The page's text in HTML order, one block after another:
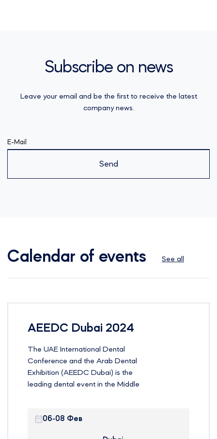
Subscribe on news
Leave your email and be the first to receive the latest
company news.
E-Mail
Send
Calendar of events See all
AEEDC Dubai 2024
The UAE International Dental
Conference and the Arab Dental
Exhibition (AEEDC Dubai) is the
leading dental event in the Middle
largest dental event in the world.
06-08 Фев